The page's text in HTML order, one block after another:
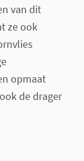
van dit
ze ook
opmaat
de drager